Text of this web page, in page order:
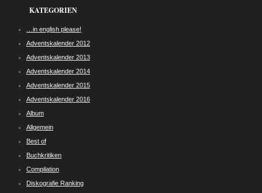
KATEGORIEN
…in english please!
Adventskalender 2012
Adventskalender 2013
Adventskalender 2014
Adventskalender 2015
Adventskalender 2016
Album
Allgemein
Best of
Buchkritiken
Compilation
Diskografie Ranking